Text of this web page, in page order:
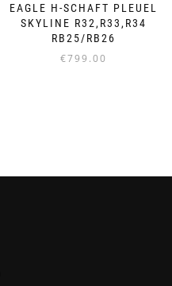
EAGLE H-SCHAFT PLEUEL
SKYLINE R32,R33,R34
RB25/RB26
€799.00